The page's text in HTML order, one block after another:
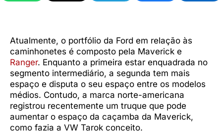
Atualmente, o portfólio da Ford em relação às
caminhonetes é composto pela Maverick e
Ranger. Enquanto a primeira estar enquadrada no
segmento intermediário, a segunda tem mais
espaço e disputa o seu espaço entre os modelos
médios. Contudo, a marca norte-americana
registrou recentemente um truque que pode
aumentar o espaço da caçamba da Maverick,
como fazia a VW Tarok conceito.